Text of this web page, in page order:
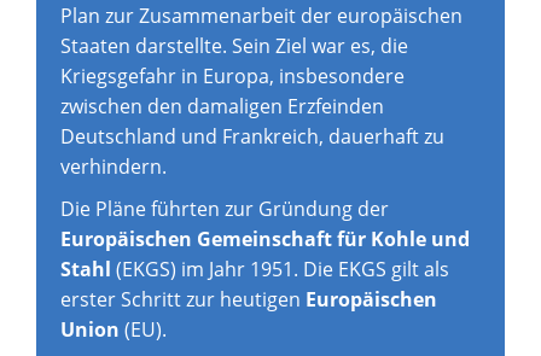
Plan zur Zusammenarbeit der europäischen
Staaten darstellte. Sein Ziel war es, die
Kriegsgefahr in Europa, insbesondere
zwischen den damaligen Erzfeinden
Deutschland und Frankreich, dauerhaft zu
verhindern.
Die Pläne führten zur Gründung der
Europäischen Gemeinschaft für Kohle und
Stahl (EKGS) im Jahr 1951. Die EKGS gilt als
erster Schritt zur heutigen Europäischen
Union (EU).